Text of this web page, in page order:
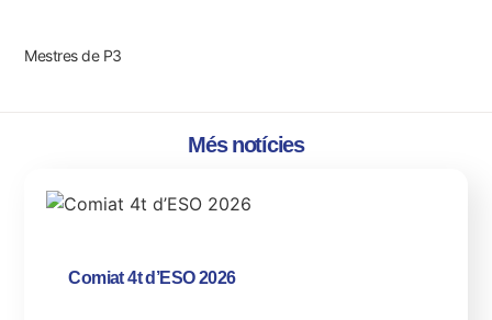
Mestres de P3
Més notícies
Comiat 4t d’ESO 2026